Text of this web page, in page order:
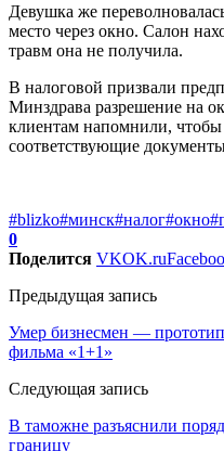
Девушка же
место через окно. Салон
травм она не получила.
В налоговой призвали
Минздрава разрешение на
клиентам напомнили,
соответствующие
#blizko#минск#налог#окно
0
Поделится VKOK.ru
Предыдущая запись
Умер бизнесмен — прототип
фильма «1+1»
Следующая запись
В таможне разъяснили
границу